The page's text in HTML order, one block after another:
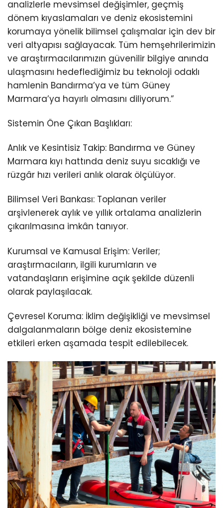
analizlerle mevsimsel değişimler, geçmiş
dönem kıyaslamaları ve deniz ekosistemini
korumaya yönelik bilimsel çalışmalar için dev bir
veri altyapısı sağlayacak. Tüm hemşehrilerimizin
ve araştırmacılarımızın güvenilir bilgiye anında
ulaşmasını hedeflediğimiz bu teknoloji odaklı
hamlenin Bandırma’ya ve tüm Güney
Marmara’ya hayırlı olmasını diliyorum.”
Sistemin Öne Çıkan Başlıkları:
Anlık ve Kesintisiz Takip: Bandırma ve Güney
Marmara kıyı hattında deniz suyu sıcaklığı ve
rüzgâr hızı verileri anlık olarak ölçülüyor.
Bilimsel Veri Bankası: Toplanan veriler
arşivlenerek aylık ve yıllık ortalama analizlerin
çıkarılmasına imkân tanıyor.
Kurumsal ve Kamusal Erişim: Veriler;
araştırmacıların, ilgili kurumların ve
vatandaşların erişimine açık şekilde düzenli
olarak paylaşılacak.
Çevresel Koruma: İklim değişikliği ve mevsimsel
dalgalanmaların bölge deniz ekosistemine
etkileri erken aşamada tespit edilebilecek.